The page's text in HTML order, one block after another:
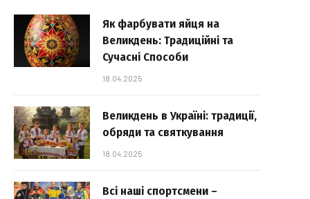
Як фарбувати яйця на
Великдень: Традиційні та
Сучасні Способи
18.04.2025
Великдень в Україні: традиції,
обряди та святкування
18.04.2025
Всі наші спортсмени –